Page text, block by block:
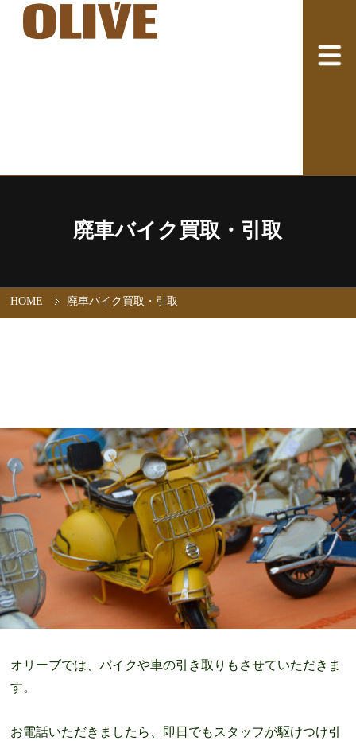
廃車バイク買取・引取
HOME 廃車バイク買取・引取
オリーブでは、バイクや車の引き取りもさせていただきま
す。
お電話いただきましたら、即日でもスタッフが駆けつけ引